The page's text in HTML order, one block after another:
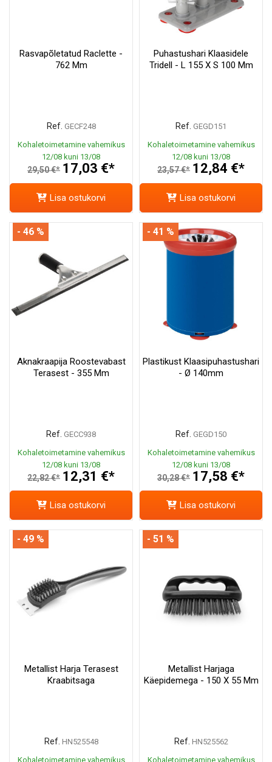
Rasvapõletatud Raclette -
762 Mm
Ref. GECF248
Kohaletoimetamine vahemikus
12/08 kuni 13/08
29,50 €* 17,03 €*
Lisa ostukorvi
Puhastushari Klaasidele
Tridell - L 155 X S 100 Mm
Ref. GEGD151
Kohaletoimetamine vahemikus
12/08 kuni 13/08
23,57 €* 12,84 €*
Lisa ostukorvi
Aknakraapija Roostevabast
Terasest - 355 Mm
Ref. GECC938
Kohaletoimetamine vahemikus
12/08 kuni 13/08
22,82 €* 12,31 €*
- 46 %
Lisa ostukorvi
Plastikust Klaasipuhastushari
- Ø 140mm
Ref. GEGD150
Kohaletoimetamine vahemikus
12/08 kuni 13/08
30,28 €* 17,58 €*
- 41 %
Lisa ostukorvi
Metallist Harja Terasest
Kraabitsaga
Ref. HN525548
Kohaletoimetamine vahemikus
- 49 %
Metallist Harjaga
Käepidemega - 150 X 55 Mm
Ref. HN525562
Kohaletoimetamine vahemikus
- 51 %